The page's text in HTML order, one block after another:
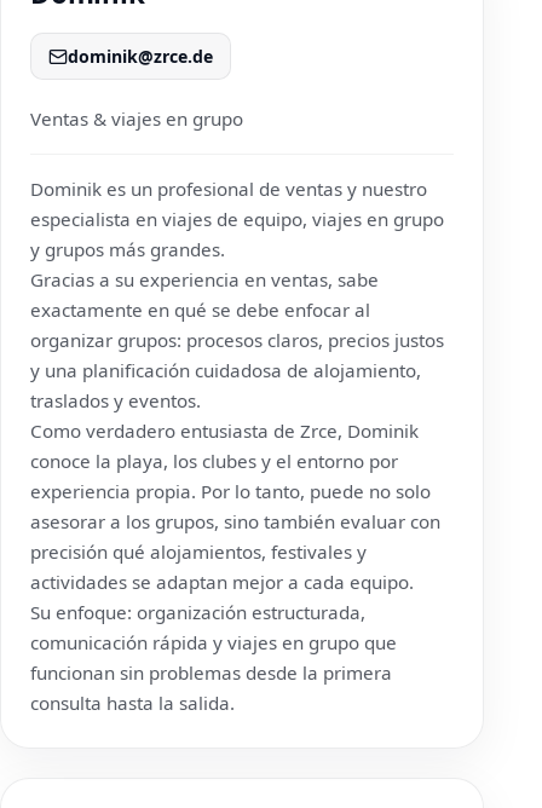
dominik@zrce.de
Ventas & viajes en grupo
Dominik es un profesional de ventas y nuestro
especialista en viajes de equipo, viajes en grupo
y grupos más grandes.
Gracias a su experiencia en ventas, sabe
exactamente en qué se debe enfocar al
organizar grupos: procesos claros, precios justos
y una planificación cuidadosa de alojamiento,
traslados y eventos.
Como verdadero entusiasta de Zrce, Dominik
conoce la playa, los clubes y el entorno por
experiencia propia. Por lo tanto, puede no solo
asesorar a los grupos, sino también evaluar con
precisión qué alojamientos, festivales y
actividades se adaptan mejor a cada equipo.
Su enfoque: organización estructurada,
comunicación rápida y viajes en grupo que
funcionan sin problemas desde la primera
consulta hasta la salida.